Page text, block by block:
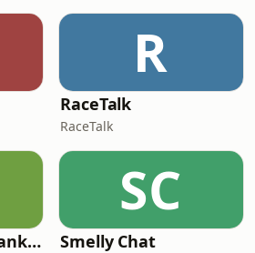
R
RaceTalk
RaceTalk
S klackem proti tankům
SC
Smelly Chat